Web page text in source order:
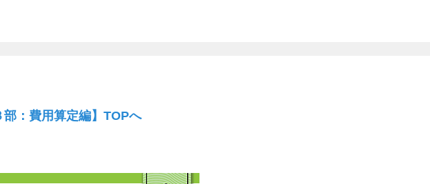
：費用算定編】TOPへ